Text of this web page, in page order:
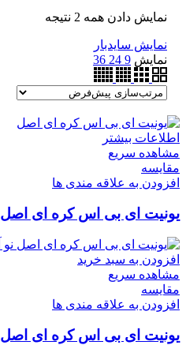
نمایش دادن همه 2 نتیجه
نمایش سایدبار
نمایش 9
24
36
اطلاعات بیشتر
مشاهده سریع
مقایسه
افزودن به علاقه مندی ها
یونیت ای بی اس کره ای اصل
افزودن به سبد خرید
مشاهده سریع
مقایسه
افزودن به علاقه مندی ها
یونیت ای بی اس کره ای اصل